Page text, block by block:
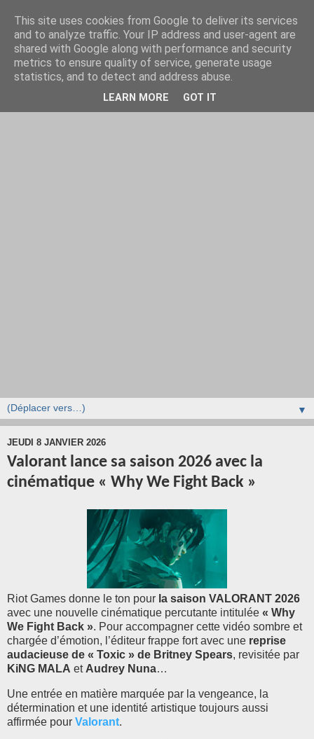
▼
JEUDI 8 JANVIER 2026
Valorant lance sa saison 2026 avec la
cinématique « Why We Fight Back »
Riot Games donne le ton pour la saison VALORANT 2026
avec une nouvelle cinématique percutante intitulée « Why
We Fight Back ». Pour accompagner cette vidéo sombre et
chargée d’émotion, l’éditeur frappe fort avec une reprise
audacieuse de « Toxic » de Britney Spears, revisitée par
KiNG MALA et Audrey Nuna…
Une entrée en matière marquée par la vengeance, la
détermination et une identité artistique toujours aussi
affirmée pour Valorant.
This site uses cookies from Google to deliver its services
and to analyze traffic. Your IP address and user-agent are
shared with Google along with performance and security
metrics to ensure quality of service, generate usage
statistics, and to detect and address abuse.
LEARN MORE GOT IT